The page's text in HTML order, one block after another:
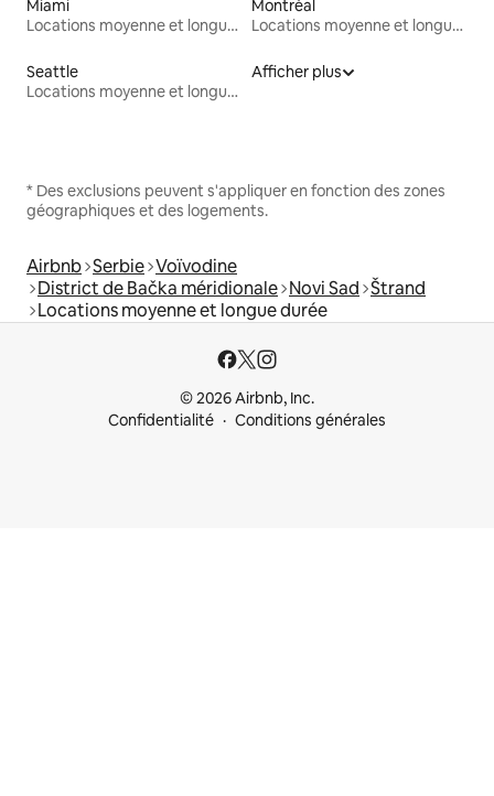
Miami
Locations moyenne et longue durée
Montréal
Locations moyenne et longue durée
Seattle
Locations moyenne et longue durée
Afficher plus
* Des exclusions peuvent s'appliquer en fonction des zones
géographiques et des logements.
Airbnb Serbie Voïvodine
District de Bačka méridionale Novi Sad Štrand
Locations moyenne et longue durée
© 2026 Airbnb, Inc.
Confidentialité
Conditions générales